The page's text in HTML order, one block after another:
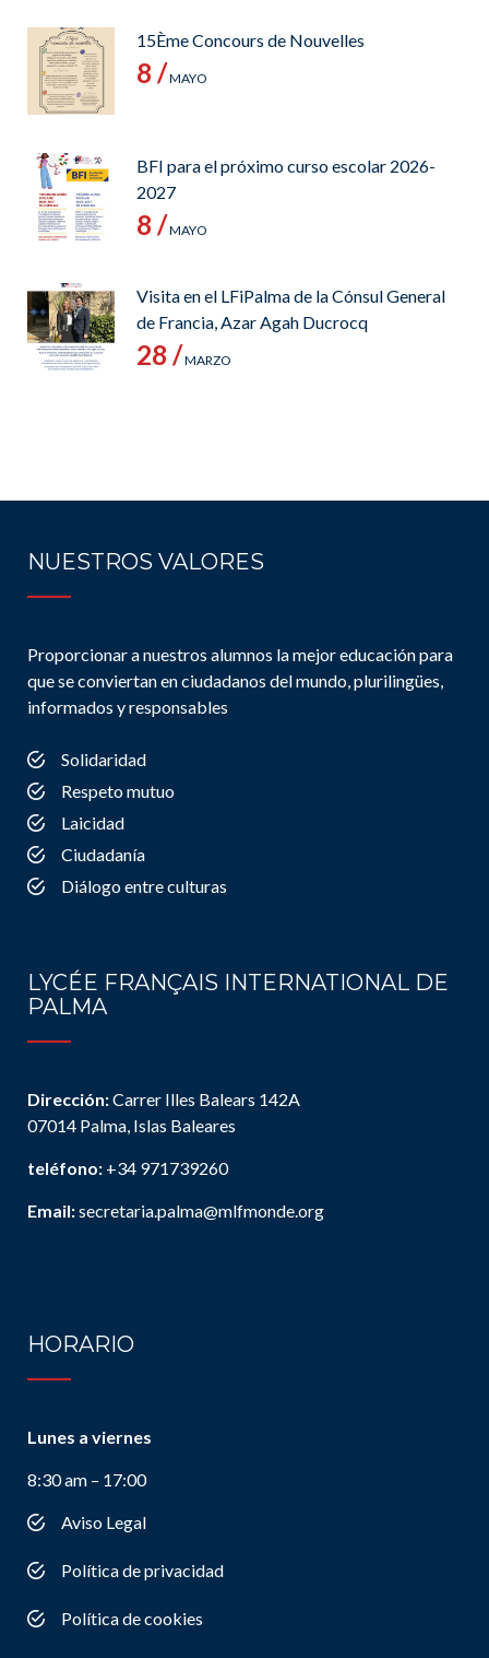
15Ème Concours de Nouvelles
8 /MAYO
BFI para el próximo curso escolar 2026-
2027
8 /MAYO
Visita en el LFiPalma de la Cónsul General
de Francia, Azar Agah Ducrocq
28 /MARZO
NUESTROS VALORES
Proporcionar a nuestros alumnos la mejor educación para
que se conviertan en ciudadanos del mundo, plurilingües,
informados y responsables
Solidaridad
Respeto mutuo
Laicidad
Ciudadanía
Diálogo entre culturas
LYCÉE FRANÇAIS INTERNATIONAL DE
PALMA
Dirección:Carrer Illes Balears 142A
07014 Palma, Islas Baleares
teléfono: +34 971739260
Email:secretaria.palma@mlfmonde.org
HORARIO
Lunes a viernes
8:30 am – 17:00
Aviso Legal
Política de privacidad
Política de cookies